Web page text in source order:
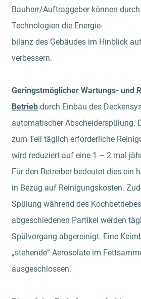
Bauherr/Auftraggeber können
Technologien die Energie-
bilanz des Gebäudes im Hinblick
verbessern.
Geringstmöglicher Wartungs- und
Betrieb durch Einbau des
automatischer Abscheiderspülung.
zum Teil täglich erforderliche
wird reduziert auf eine 1 – 2 mal
Für den Betreiber bedeutet dies ein
in Bezug auf Reinigungskosten.
Spülung während des
abgeschiedenen Partikel werden
Spülvorgang abgereinigt. Eine
„stehende“ Aerosolate im
ausgeschlossen.